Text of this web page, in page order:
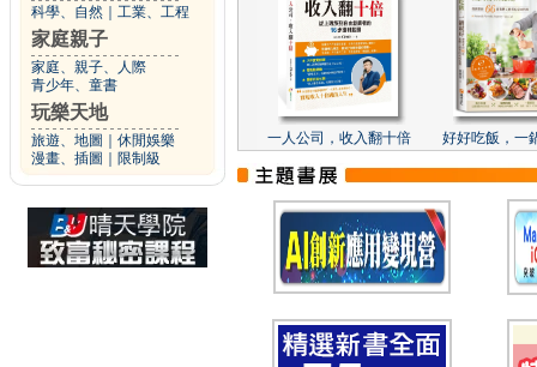
科學、自然 工業、工程
家庭親子
家庭、親子、人際
青少年、童書
玩樂天地
旅遊、地圖
休閒娛樂
漫畫、插圖
限制級
一人公司，收入翻十倍 好好吃飯，一